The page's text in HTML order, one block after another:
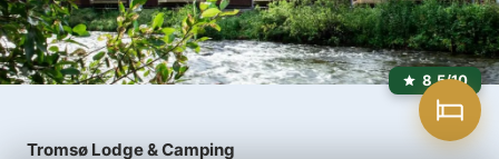
8,5/10
Tromsø Lodge & Camping